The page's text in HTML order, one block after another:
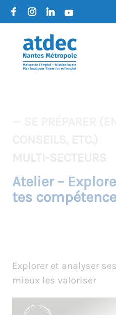
Atelier –
tes
Explorer et analyser
mieux les valoriser